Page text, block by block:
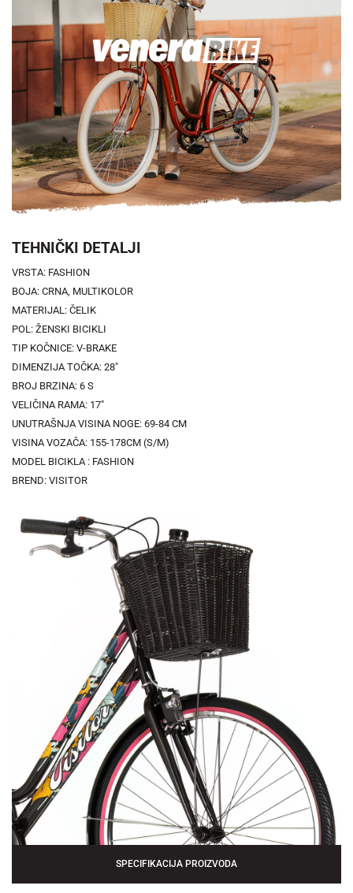
TEHNIČKI DETALJI
VRSTA: FASHION
BOJA: CRNA, MULTIKOLOR
MATERIJAL: ČELIK
POL: ŽENSKI BICIKLI
TIP KOČNICE: V-BRAKE
DIMENZIJA TOČKA: 28"
BROJ BRZINA: 6 S
VELIČINA RAMA: 17"
UNUTRAŠNJA VISINA NOGE: 69-84 CM
VISINA VOZAČA: 155-178CM (S/M)
MODEL BICIKLA : FASHION
BREND: VISITOR
SPECIFIKACIJA PROIZVODA